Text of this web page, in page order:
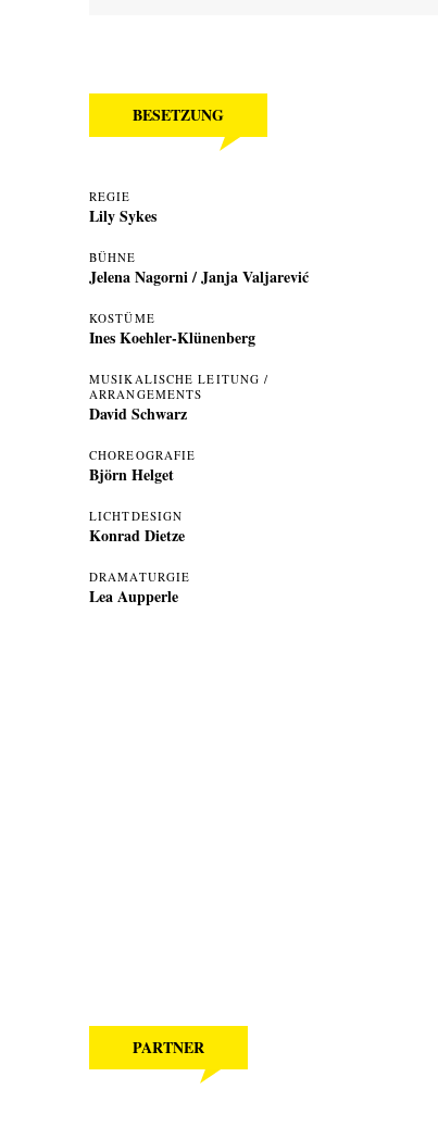
BESETZUNG
REGIE
Lily Sykes
BÜHNE
Jelena Nagorni/Janja Valjarević
KOSTÜME
Ines Koehler-Klünenberg
MUSIKALISCHE LEITUNG /
ARRANGEMENTS
David Schwarz
CHOREOGRAFIE
Björn Helget
LICHTDESIGN
Konrad Dietze
DRAMATURGIE
Lea Aupperle
PARTNER